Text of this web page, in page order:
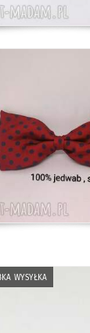
wysyłka